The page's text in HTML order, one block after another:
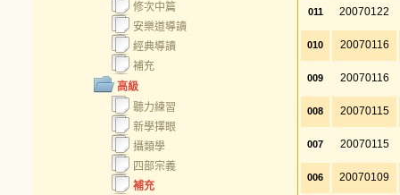
修次中篇
安樂道導讀
經典導讀
補充
高級
聽力練習
新學擇眼
攝類學
四部宗義
補充
011 20070122
010 20070116
009 20070116
008 20070115
007 20070115
006 20070109